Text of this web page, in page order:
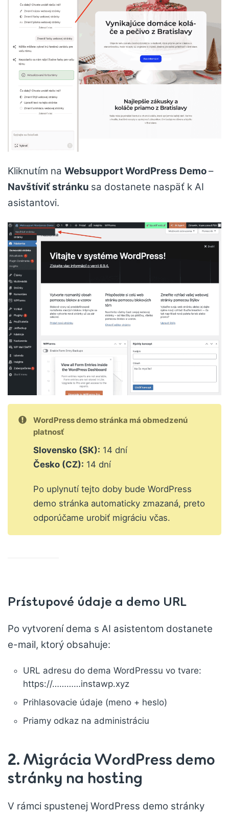
Kliknutím na Websupport WordPress Demo–
Navštíviť stránku sa dostanete naspäť k AI
asistantovi.
WordPress demo stránka má obmedzenú
platnosť
Slovensko (SK): 14 dní
Česko (CZ): 14 dní
Po uplynutí tejto doby bude WordPress
demo stránka automaticky zmazaná, preto
odporúčame urobiť migráciu včas.
Prístupové údaje a demo URL
Po vytvorení dema s AI asistentom dostanete
e-mail, ktorý obsahuje:
URL adresu do dema WordPressu vo tvare:
https://…………instawp.xyz
Prihlasovacie údaje (meno + heslo)
Priamy odkaz na administráciu
2. Migrácia WordPress demo
stránky na hosting
V rámci spustenej WordPress demo stránky